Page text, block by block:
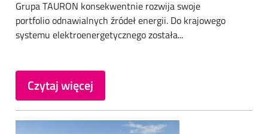
Grupa TAURON konsekwentnie rozwija swoje
portfolio odnawialnych źródeł energii. Do krajowego
systemu elektroenergetycznego została...
Czytaj więcej